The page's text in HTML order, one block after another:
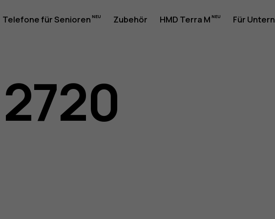
Telefone für Senioren Zubehör HMD Terra M Für